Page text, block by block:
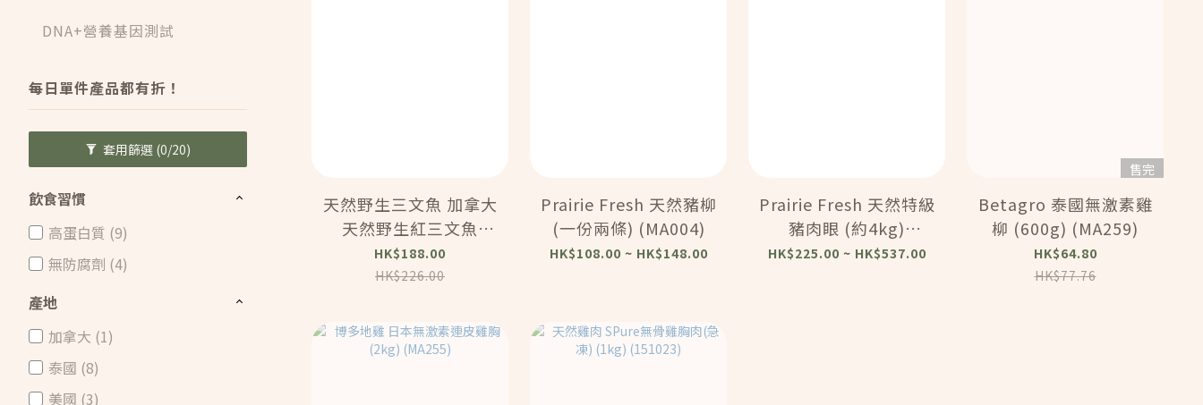
DNA+營養基因測試
每日單件產品都有折！
套用篩選 (0/20)
飲食習慣
高蛋白質 (9)
無防腐劑 (4)
產地
加拿大 (1)
泰國 (8)
美國 (3)
天然野生三文魚 加拿大
天然野生紅三文魚
(400g) (MA021)
HK$188.00
HK$226.00
Prairie Fresh 天然豬柳
(一份兩條) (MA004)
HK$108.00 ~ HK$148.00
Prairie Fresh 天然特級
豬肉眼 (約4kg)
(MA002)
HK$225.00 ~ HK$537.00
售完
Betagro 泰國無激素雞
柳 (600g) (MA259)
HK$64.80
HK$77.76